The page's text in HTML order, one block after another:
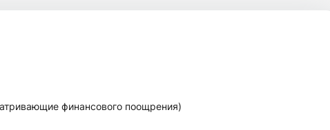
финансового поощрения)